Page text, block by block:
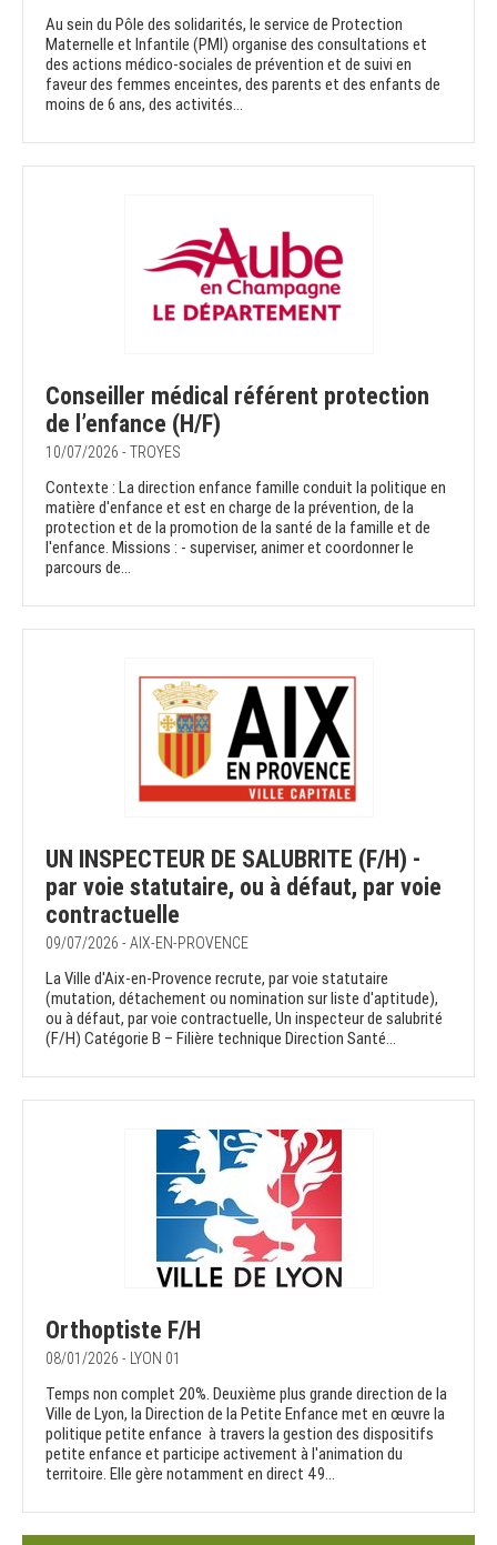
Au sein du Pôle des solidarités, le service de Protection
Maternelle et Infantile (PMI) organise des consultations et
des actions médico-sociales de prévention et de suivi en
faveur des femmes enceintes, des parents et des enfants de
moins de 6 ans, des activités...
Conseiller médical référent protection
de l’enfance (H/F)
10/07/2026 - TROYES
Contexte : La direction enfance famille conduit la politique en
matière d'enfance et est en charge de la prévention, de la
protection et de la promotion de la santé de la famille et de
l'enfance. Missions : - superviser, animer et coordonner le
parcours de...
UN INSPECTEUR DE SALUBRITE (F/H) -
par voie statutaire, ou à défaut, par voie
contractuelle
09/07/2026 - AIX-EN-PROVENCE
La Ville d'Aix-en-Provence recrute, par voie statutaire
(mutation, détachement ou nomination sur liste d'aptitude),
ou à défaut, par voie contractuelle, Un inspecteur de salubrité
(F/H) Catégorie B – Filière technique Direction Santé...
Orthoptiste F/H
08/01/2026 - LYON 01
Temps non complet 20%. Deuxième plus grande direction de la
Ville de Lyon, la Direction de la Petite Enfance met en œuvre la
politique petite enfance à travers la gestion des dispositifs
petite enfance et participe activement à l'animation du
territoire. Elle gère notamment en direct 49...